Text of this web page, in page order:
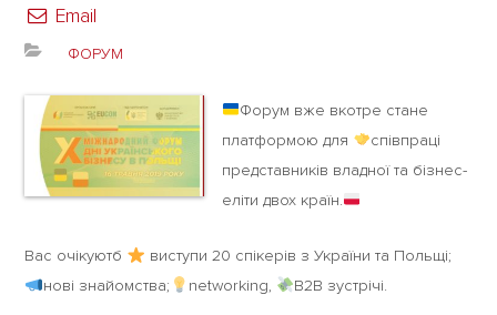
Email
ФОРУМ
Форум вже вкотре стане
платформою для
співпраці
представників владної та бізнес-
еліти двох країн.
Вас очікуютб
виступи 20 спікерів з України та Польщі;
нові знайомства;
networking, B2B зустрічі.